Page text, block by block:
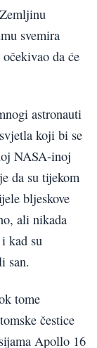
svemira
da će
astronauti
koji bi se
NASA-inoj
da su tijekom
bljeskove
ali nikada
kad su
san.
tome
čestice
Apollo 16